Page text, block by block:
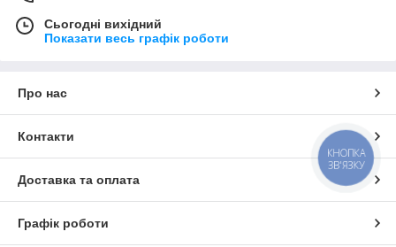
Сьогодні вихідний
Показати весь графік роботи
Про нас
Контакти
Доставка та оплата
Графік роботи
КНОПКА
ЗВ'ЯЗКУ